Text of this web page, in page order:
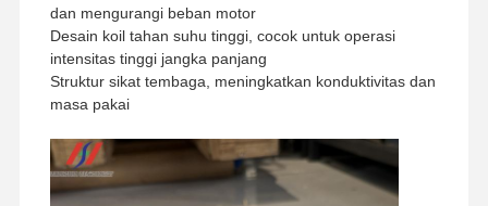
dan mengurangi beban motor
Desain koil tahan suhu tinggi, cocok untuk operasi
intensitas tinggi jangka panjang
Struktur sikat tembaga, meningkatkan konduktivitas dan
masa pakai